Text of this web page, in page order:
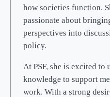
how societies function.
passionate about
perspectives into
policy.
At PSF, she is excited to
knowledge to support
work. With a strong